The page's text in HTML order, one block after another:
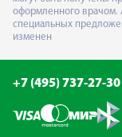
оформленного врачом.
специальных
изменен
+7 (495) 737-27-30